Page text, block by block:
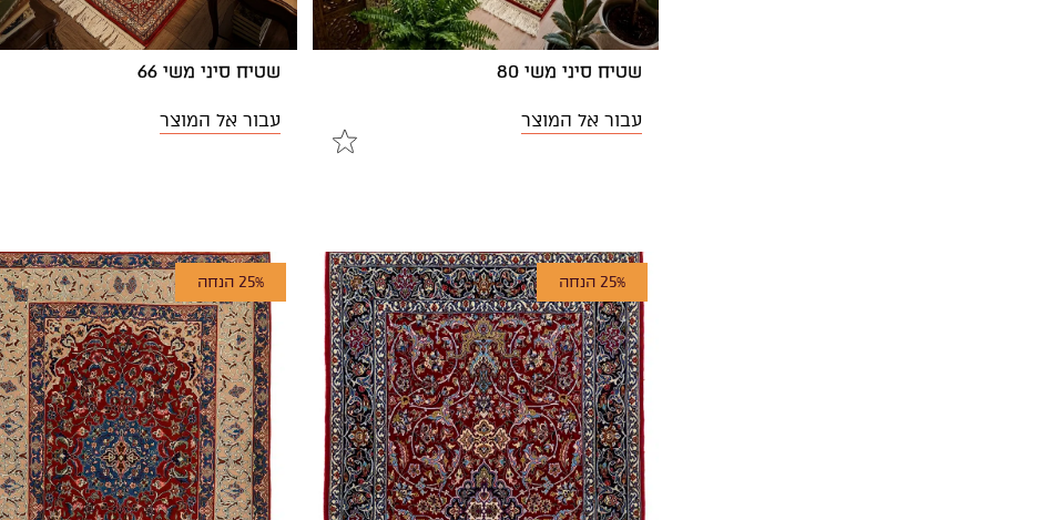
שטיח סיני משי 80
עבור אל המוצר
שטיח סיני משי 66
עבור אל המוצר
25% הנחה 25% הנחה